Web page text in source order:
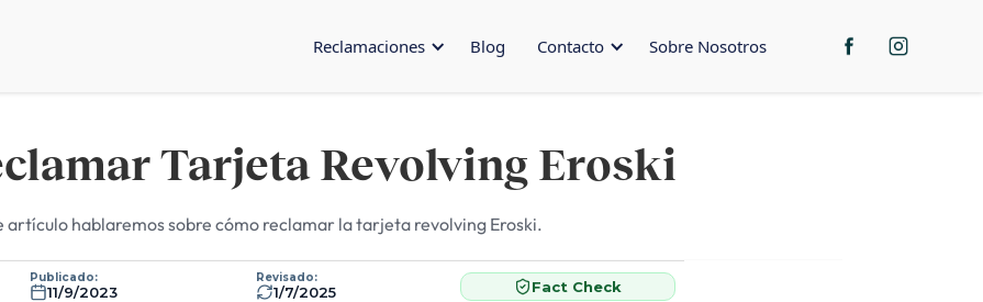
Reclamaciones Blog Contacto Sobre Nosotros
Tarjeta Revolving Eroski
artículo hablaremos sobre cómo reclamar la tarjeta revolving Eroski.
Publicado:
11/9/2023
Revisado:
1/7/2025 Fact Check